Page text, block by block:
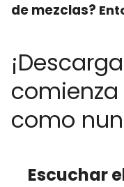
de mezclas?
como
Escuchar